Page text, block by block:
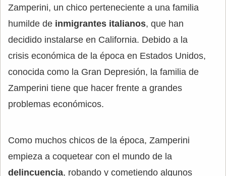
Zamperini, un chico perteneciente a una familia
humilde de inmigrantes italianos, que han
decidido instalarse en California. Debido a la
crisis económica de la época en Estados Unidos,
conocida como la Gran Depresión, la familia de
Zamperini tiene que hacer frente a grandes
problemas económicos.
Como muchos chicos de la época, Zamperini
empieza a coquetear con el mundo de la
delincuencia, robando y cometiendo algunos